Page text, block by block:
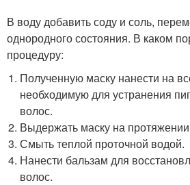
В воду добавить соду и соль,
однородного состояния. В каком
процедуру:
Полученную маску нанести на
необходимую для устранения
волос.
Выдержать маску на
Смыть теплой проточной водой.
Нанести бальзам для
волос.